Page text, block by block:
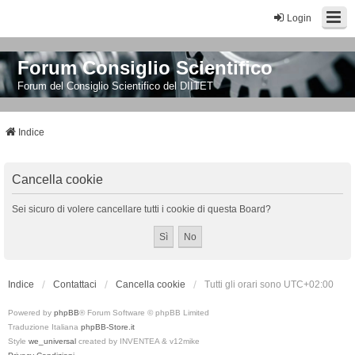
Login
Forum Consiglio Scientifico
Forum del Consiglio Scientifico del DIITET
Indice
Cancella cookie
Sei sicuro di volere cancellare tutti i cookie di questa Board?
Indice Contattaci Cancella cookie Tutti gli orari sono UTC+02:00
Powered by phpBB® Forum Software © phpBB Limited
Traduzione Italiana phpBB-Store.it
Style we_universal created by INVENTEA & v12mike